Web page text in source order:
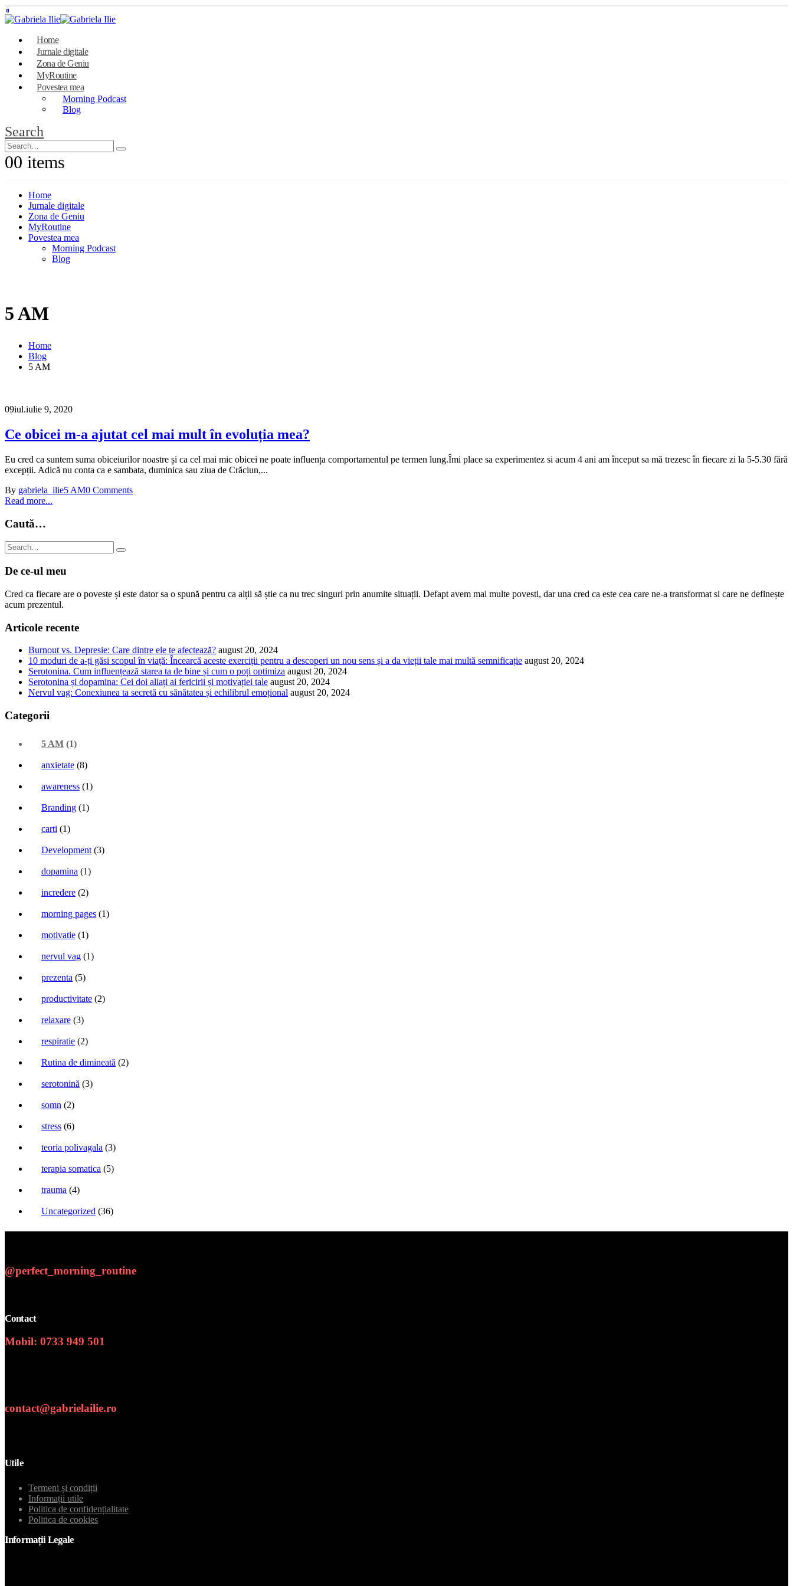
Home
Jurnale digitale
Zona de Geniu
MyRoutine
Povestea mea
Morning Podcast
Blog
Search
00 items
Home
Jurnale digitale
Zona de Geniu
MyRoutine
Povestea mea
Morning Podcast
Blog
5 AM
Home
Blog
5 AM
09iul.iulie 9, 2020
Ce obicei m-a ajutat cel mai mult în evoluția mea?
Eu cred ca suntem suma obiceiurilor noastre și ca cel mai mic obicei ne poate influența comportamentul pe termen lung.Îmi place sa experimentez si acum 4 ani am început sa mă trezesc în fiecare zi la 5-5.30 fără
excepții. Adică nu conta ca e sambata, duminica sau ziua de Crăciun,...
By gabriela_ilie5 AM0 Comments
Read more...
Caută…
De ce-ul meu
Cred ca fiecare are o poveste și este dator sa o spună pentru ca alții să știe ca nu trec singuri prin anumite situații. Defapt avem mai multe povesti, dar una cred ca este cea care ne-a transformat si care ne definește
acum prezentul.
Articole recente
Burnout vs. Depresie: Care dintre ele te afectează? august 20, 2024
10 moduri de a-ți găsi scopul în viață: Încearcă aceste exerciții pentru a descoperi un nou sens și a da vieții tale mai multă semnificație august 20, 2024
Serotonina. Cum influențează starea ta de bine și cum o poți optimiza august 20, 2024
Serotonina și dopamina: Cei doi aliați ai fericirii și motivației tale august 20, 2024
Nervul vag: Conexiunea ta secretă cu sănătatea și echilibrul emoțional august 20, 2024
Categorii
5 AM (1)
anxietate (8)
awareness (1)
Branding (1)
carti (1)
Development (3)
dopamina (1)
incredere (2)
morning pages (1)
motivatie (1)
nervul vag (1)
prezenta (5)
productivitate (2)
relaxare (3)
respiratie (2)
Rutina de dimineată (2)
serotonină (3)
somn (2)
stress (6)
teoria polivagala (3)
terapia somatica (5)
trauma (4)
Uncategorized (36)
@perfect_morning_routine
Contact
Mobil: 0733 949 501
contact@gabrielailie.ro
Utile
Termeni și condiții
Informații utile
Politica de confidențialitate
Politica de cookies
Informații Legale